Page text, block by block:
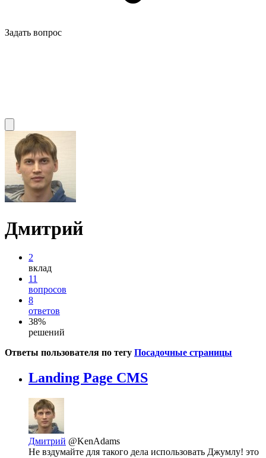
Задать вопрос
Дмитрий
2
вклад
11
вопросов
8
ответов
38%
решений
Ответы пользователя по тегу Посадочные страницы
Landing Page CMS
Дмитрий @KenAdams
Не вздумайте для такого дела использовать Джумлу! это